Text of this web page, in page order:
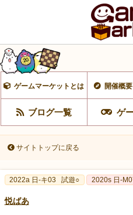
ゲームマーケットとは 開催概
ブログ一覧 ゲ
サイトトップに戻る
2022a 日-キ03 試遊○ 2020s 日-
悦ばあ